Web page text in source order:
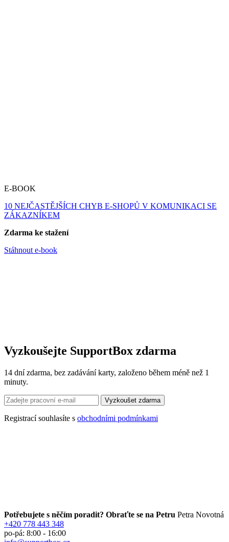
E-BOOK
10 NEJČASTĚJŠÍCH CHYB E-SHOPŮ V KOMUNIKACI SE
ZÁKAZNÍKEM
Zdarma ke stažení
Stáhnout e-book
Vyzkoušejte SupportBox zdarma
14 dní zdarma, bez zadávání karty, založeno během méně než 1
minuty.
Registrací souhlasíte s obchodními podmínkami
Potřebujete s něčím poradit? Obraťte se na Petru Petra Novotná
+420 778 443 348
po-pá: 8:00 - 16:00